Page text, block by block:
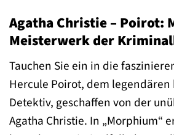
Agatha Christie – Poirot:
Meisterwerk der
Tauchen Sie ein in die
Hercule Poirot, dem legendären
Detektiv, geschaffen von der
Agatha Christie. In „Morphium“